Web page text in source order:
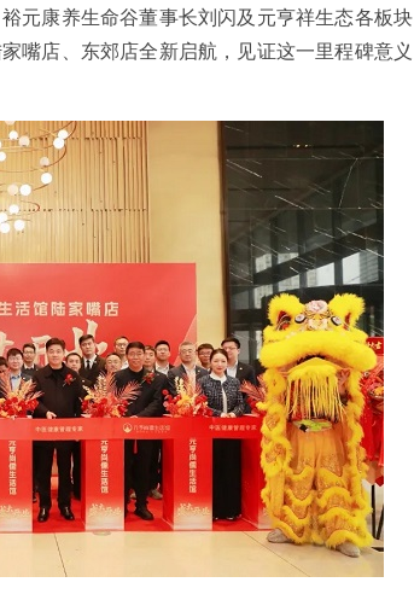
元康养生命谷董事长刘闪及元亨祥生态各板块
嘴店、东郊店全新启航，见证这一里程碑意义